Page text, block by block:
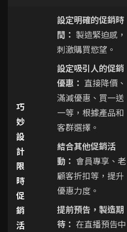
巧
妙
設
計
限
時
促
銷
活
設定明確的促銷時
間： 製造緊迫感，
刺激購買慾望。
設定吸引人的促銷
優惠： 直接降價、
滿減優惠、買一送
一等，根據產品和
客群選擇。
結合其他促銷活
動： 會員專享、老
顧客折扣等，提升
優惠力度。
提前預告，製造期
待： 在直播預告中